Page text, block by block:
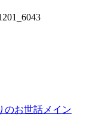
のお世話メイン